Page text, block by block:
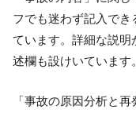
フでも迷わず記入で
ています。詳細な説
述欄も設けいています。
「事故の原因分析と